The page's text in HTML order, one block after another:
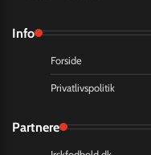
Info
Forside
Privatlivspolitik
Partnere